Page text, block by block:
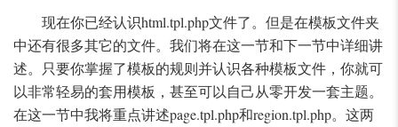
现在你已经认识html.tpl.php文件了。但是在模板文件夹
中还有很多其它的文件。我们将在这一节和下一节中详细讲
述。只要你掌握了模板的规则并认识各种模板文件，你就可
以非常轻易的套用模板，甚至可以自己从零开发一套主题。
在这一节中我将重点讲述page.tpl.php和region.tpl.php。这两